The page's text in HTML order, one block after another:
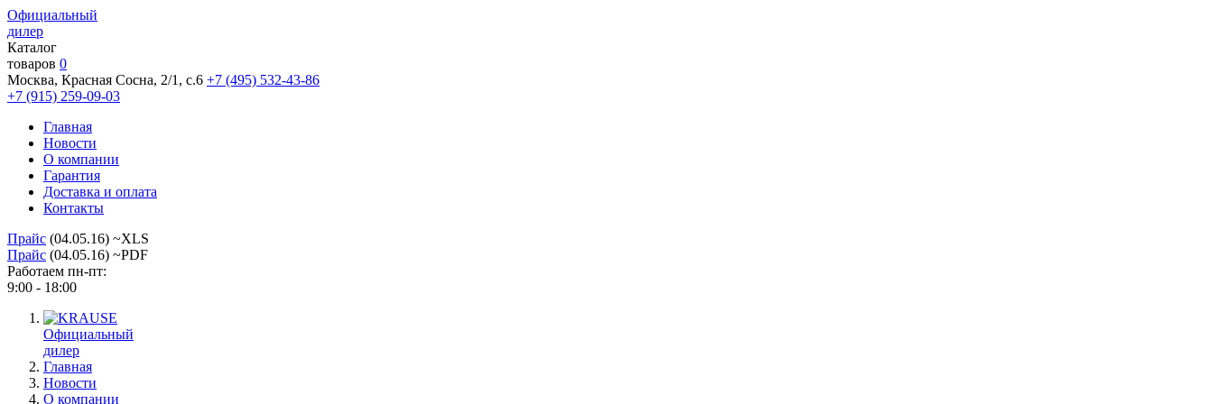
Официальный
дилер
Каталог
товаров 0
Москва, Красная Сосна, 2/1, с.6 +7 (495) 532-43-86
+7 (915) 259-09-03
Главная
Новости
О компании
Гарантия
Доставка и оплата
Контакты
Прайс (04.05.16) ~XLS
Прайс (04.05.16) ~PDF
Работаем пн-пт:
9:00 - 18:00
Официальный
дилер
Главная
Новости
О компании